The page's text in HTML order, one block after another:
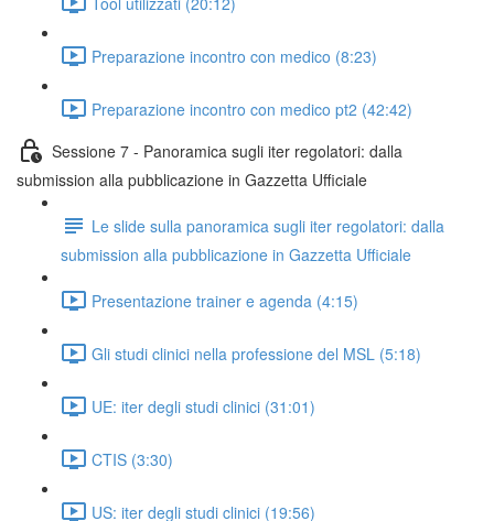
Preparazione incontro con medico (8:23)
Preparazione incontro con medico pt2 (42:42)
Sessione 7 - Panoramica sugli iter regolatori: dalla
submission alla pubblicazione in Gazzetta Ufficiale
Le slide sulla panoramica sugli iter regolatori: dalla
submission alla pubblicazione in Gazzetta Ufficiale
Presentazione trainer e agenda (4:15)
Gli studi clinici nella professione del MSL (5:18)
UE: iter degli studi clinici (31:01)
CTIS (3:30)
US: iter degli studi clinici (19:56)